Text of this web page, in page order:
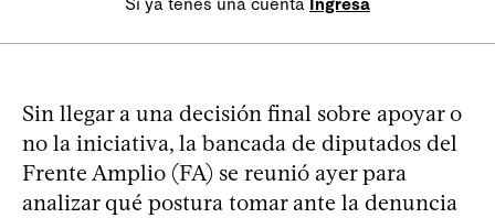
Sin llegar a una decisión final sobre apoyar o
no la iniciativa, la bancada de diputados del
Frente Amplio (FA) se reunió ayer para
analizar qué postura tomar ante la denuncia